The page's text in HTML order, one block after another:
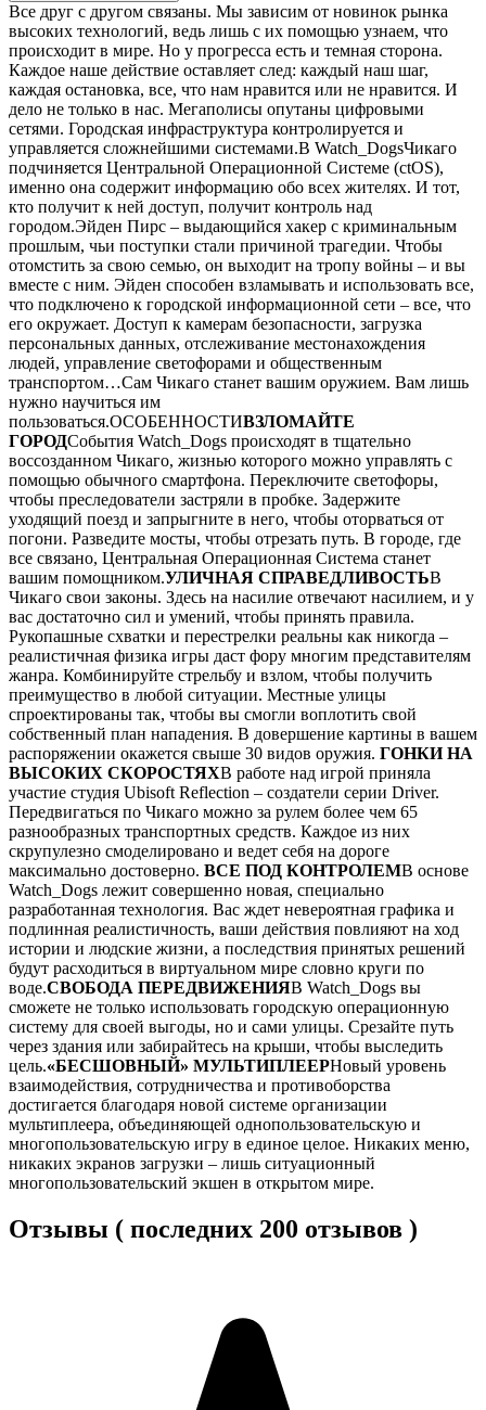
Все друг с другом связаны. Мы зависим от новинок рынка
высоких технологий, ведь лишь с их помощью узнаем, что
происходит в мире. Но у прогресса есть и темная сторона.
Каждое наше действие оставляет след: каждый наш шаг,
каждая остановка, все, что нам нравится или не нравится. И
дело не только в нас. Мегаполисы опутаны цифровыми
сетями. Городская инфраструктура контролируется и
управляется сложнейшими системами.В Watch_DogsЧикаго
подчиняется Центральной Операционной Системе (ctOS),
именно она содержит информацию обо всех жителях. И тот,
кто получит к ней доступ, получит контроль над
городом.Эйден Пирс – выдающийся хакер с криминальным
прошлым, чьи поступки стали причиной трагедии. Чтобы
отомстить за свою семью, он выходит на тропу войны – и вы
вместе с ним. Эйден способен взламывать и использовать все,
что подключено к городской информационной сети – все, что
его окружает. Доступ к камерам безопасности, загрузка
персональных данных, отслеживание местонахождения
людей, управление светофорами и общественным
транспортом…Сам Чикаго станет вашим оружием. Вам лишь
нужно научиться им
пользоваться.ОСОБЕННОСТИВЗЛОМАЙТЕ
ГОРОДСобытия Watch_Dogs происходят в тщательно
воссозданном Чикаго, жизнью которого можно управлять с
помощью обычного смартфона. Переключите светофоры,
чтобы преследователи застряли в пробке. Задержите
уходящий поезд и запрыгните в него, чтобы оторваться от
погони. Разведите мосты, чтобы отрезать путь. В городе, где
все связано, Центральная Операционная Система станет
вашим помощником.УЛИЧНАЯ СПРАВЕДЛИВОСТЬВ
Чикаго свои законы. Здесь на насилие отвечают насилием, и у
вас достаточно сил и умений, чтобы принять правила.
Рукопашные схватки и перестрелки реальны как никогда –
реалистичная физика игры даст фору многим представителям
жанра. Комбинируйте стрельбу и взлом, чтобы получить
преимущество в любой ситуации. Местные улицы
спроектированы так, чтобы вы смогли воплотить свой
собственный план нападения. В довершение картины в вашем
распоряжении окажется свыше 30 видов оружия. ГОНКИ НА
ВЫСОКИХ СКОРОСТЯХВ работе над игрой приняла
участие студия Ubisoft Reflection – создатели серии Driver.
Передвигаться по Чикаго можно за рулем более чем 65
разнообразных транспортных средств. Каждое из них
скрупулезно смоделировано и ведет себя на дороге
максимально достоверно. ВСЕ ПОД КОНТРОЛЕМВ основе
Watch_Dogs лежит совершенно новая, специально
разработанная технология. Вас ждет невероятная графика и
подлинная реалистичность, ваши действия повлияют на ход
истории и людские жизни, а последствия принятых решений
будут расходиться в виртуальном мире словно круги по
воде.СВОБОДА ПЕРЕДВИЖЕНИЯВ Watch_Dogs вы
сможете не только использовать городскую операционную
систему для своей выгоды, но и сами улицы. Срезайте путь
через здания или забирайтесь на крыши, чтобы выследить
цель.«БЕСШОВНЫЙ» МУЛЬТИПЛЕЕРНовый уровень
взаимодействия, сотрудничества и противоборства
достигается благодаря новой системе организации
мультиплеера, объединяющей однопользовательскую и
многопользовательскую игру в единое целое. Никаких меню,
никаких экранов загрузки – лишь ситуационный
многопользовательский экшен в открытом мире.
Отзывы ( последних 200 отзывов )